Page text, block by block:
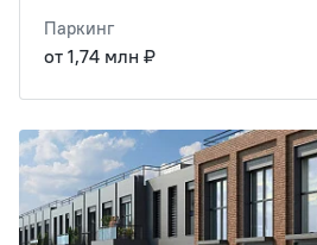
Паркинг
от 1,74 млн ₽